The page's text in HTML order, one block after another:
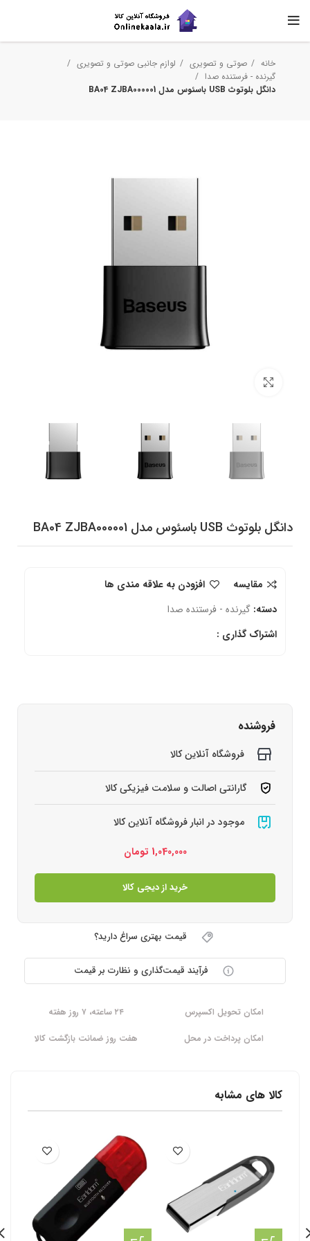
خانه صوتی و تصویری
لوازم جانبی صوتی و تصویری
گیرنده - فرستنده صدا
دانگل بلوتوث USB باسئوس مدل BA04 ZJBA000001
دانگل بلوتوث USB باسئوس مدل BA04 ZJBA000001
مقایسه
افزودن به علاقه مندی ها
دسته: گیرنده - فرستنده صدا
اشتراک گذاری :
فروشنده
فروشگاه آنلاین کالا
گارانتی اصالت و سلامت فیزیکی کالا
موجود در انبار فروشگاه آنلاین کالا
1,040,000 تومان
خرید از دیجی کالا
قیمت بهتری سراغ دارید؟
فرآیند قیمت‌گذاری و نظارت بر قیمت
امکان تحویل اکسپرس
۲۴ ساعته، ۷ روز هفته
امکان پرداخت در محل
هفت روز ضمانت بازگشت کالا
کالا های مشابه